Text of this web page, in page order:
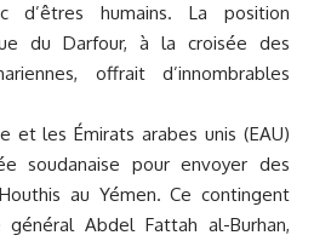
d’êtres humains. La position
du Darfour, à la croisée des
offrait d’innombrables
et les Émirats arabes unis (EAU)
soudanaise pour envoyer des
au Yémen. Ce contingent
Abdel Fattah al-Burhan,